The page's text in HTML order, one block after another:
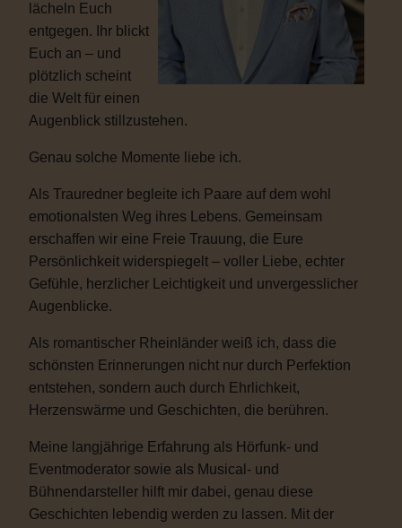
lächeln Euch
entgegen. Ihr blickt
Euch an – und
plötzlich scheint
die Welt für einen
Augenblick stillzustehen.
Genau solche Momente liebe ich.
Als Trauredner begleite ich Paare auf dem wohl
emotionalsten Weg ihres Lebens. Gemeinsam
erschaffen wir eine Freie Trauung, die Eure
Persönlichkeit widerspiegelt – voller Liebe, echter
Gefühle, herzlicher Leichtigkeit und unvergesslicher
Augenblicke.
Als romantischer Rheinländer weiß ich, dass die
schönsten Erinnerungen nicht nur durch Perfektion
entstehen, sondern auch durch Ehrlichkeit,
Herzenswärme und Geschichten, die berühren.
Meine langjährige Erfahrung als Hörfunk- und
Eventmoderator sowie als Musical- und
Bühnendarsteller hilft mir dabei, genau diese
Geschichten lebendig werden zu lassen. Mit der